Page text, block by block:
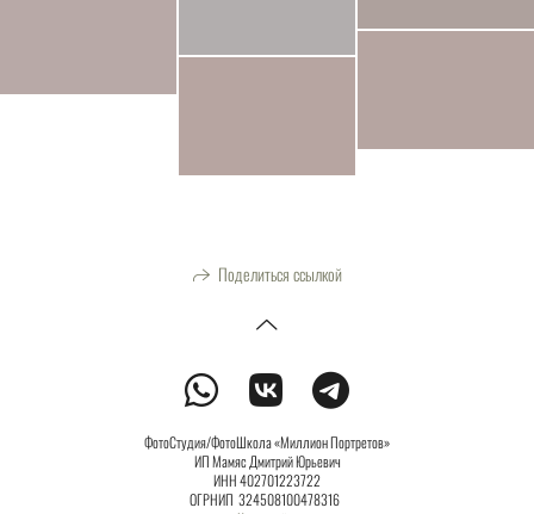
Поделиться ссылкой
ФотоСтудия/ФотоШкола «Миллион Портретов»
ИП Мамяс Дмитрий Юрьевич
ИНН 402701223722
ОГРНИП 324508100478316